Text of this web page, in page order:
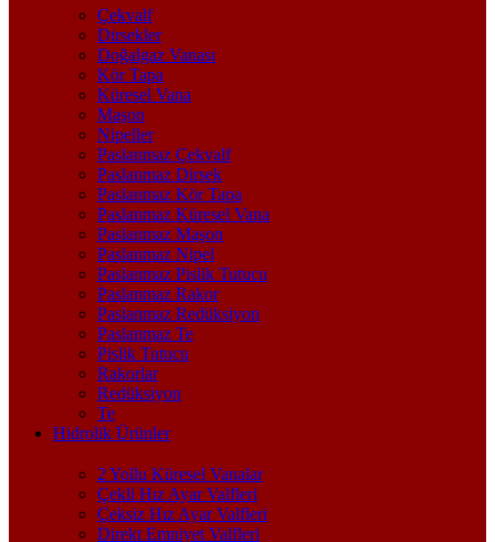
Çekvalf
Dirsekler
Doğalgaz Vanası
Kör Tapa
Küresel Vana
Maşon
Nipeller
Paslanmaz Çekvalf
Paslanmaz Dirsek
Paslanmaz Kör Tapa
Paslanmaz Küresel Vana
Paslanmaz Maşon
Paslanmaz Nipel
Paslanmaz Pislik Tutucu
Paslanmaz Rakor
Paslanmaz Redüksiyon
Paslanmaz Te
Pislik Tutucu
Rakorlar
Redüksiyon
Te
Hidrolik Ürünler
2 Yollu Küresel Vanalar
Çekli Hız Ayar Valfleri
Çeksiz Hız Ayar Valfleri
Direkt Emniyet Valfleri